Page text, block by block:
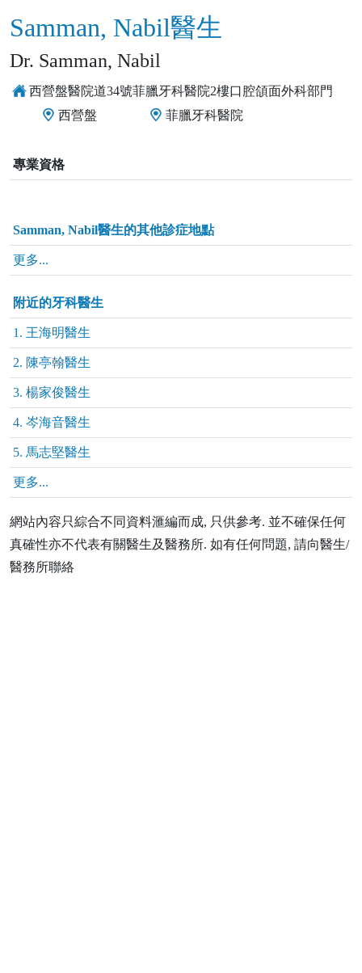
Samman, Nabil醫生
Dr. Samman, Nabil
西營盤醫院道34號菲臘牙科醫院2樓口腔頜面外科部門
西營盤
菲臘牙科醫院
專業資格
Samman, Nabil醫生的其他診症地點
更多...
附近的牙科醫生
1. 王海明醫生
2. 陳亭翰醫生
3. 楊家俊醫生
4. 岑海音醫生
5. 馬志堅醫生
更多...
網站內容只綜合不同資料滙編而成, 只供參考. 並不確保任何
真確性亦不代表有關醫生及醫務所. 如有任何問題, 請向醫生/
醫務所聯絡